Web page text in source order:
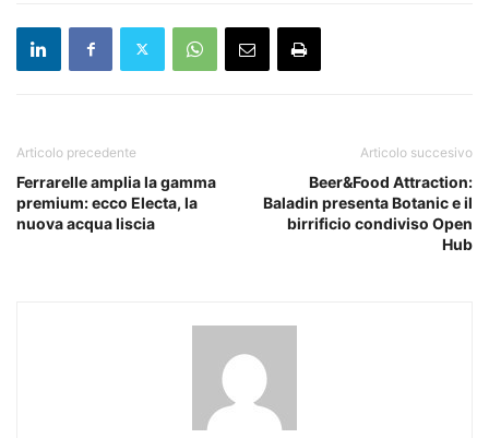
Articolo precedente
Ferrarelle amplia la gamma
premium: ecco Electa, la
nuova acqua liscia
Articolo succesivo
Beer&Food Attraction:
Baladin presenta Botanic e il
birrificio condiviso Open
Hub